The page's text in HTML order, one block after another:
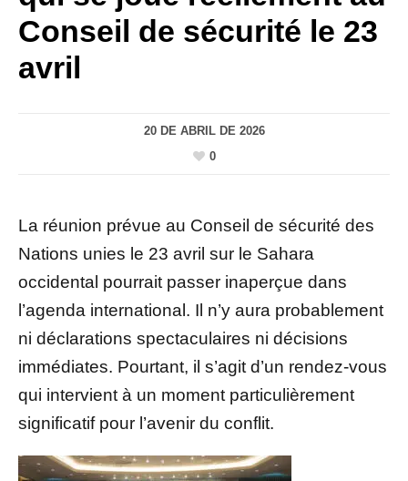
Conseil de sécurité le 23
avril
20 DE ABRIL DE 2026
0
La réunion prévue au Conseil de sécurité des
Nations unies le 23 avril sur le Sahara
occidental pourrait passer inaperçue dans
l’agenda international. Il n’y aura probablement
ni déclarations spectaculaires ni décisions
immédiates. Pourtant, il s’agit d’un rendez-vous
qui intervient à un moment particulièrement
significatif pour l’avenir du conflit.